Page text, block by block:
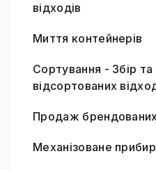
відходів
Миття контейнерів
Сортування - Збір
відсортованих
Продаж брендованих
Механізоване